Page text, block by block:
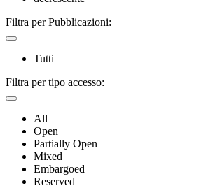
Filtra per Pubblicazioni:
Tutti
Filtra per tipo accesso:
All
Open
Partially Open
Mixed
Embargoed
Reserved